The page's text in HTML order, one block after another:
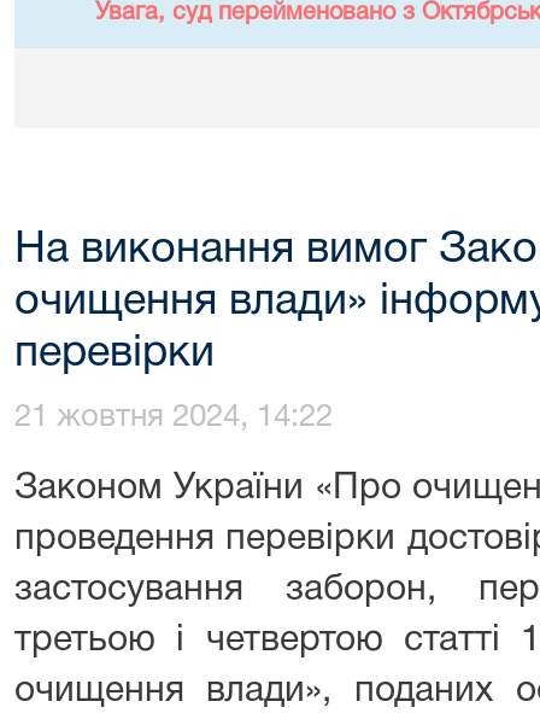
Увага, суд перейменовано з
На виконання вимог
очищення влади»
перевірки
21 жовтня 2024, 14:22
Законом України «Про
проведення перевірки
застосування заборон,
третьою і четвертою статті
очищення влади», поданих